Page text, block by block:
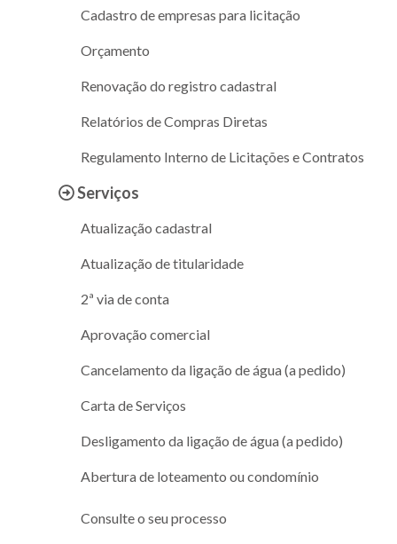
Cadastro de empresas para licitação
Orçamento
Renovação do registro cadastral
Relatórios de Compras Diretas
Regulamento Interno de Licitações e Contratos
Serviços
Atualização cadastral
Atualização de titularidade
2ª via de conta
Aprovação comercial
Cancelamento da ligação de água (a pedido)
Carta de Serviços
Desligamento da ligação de água (a pedido)
Abertura de loteamento ou condomínio
Consulte o seu processo